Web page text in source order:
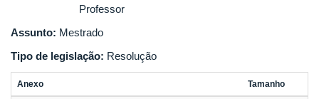
Professor
Assunto: Mestrado
Tipo de legislação: Resolução
Anexo Tamanho